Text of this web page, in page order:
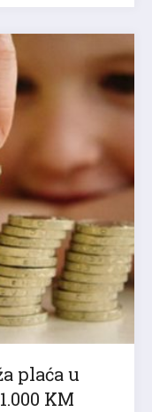
plaća u
KM